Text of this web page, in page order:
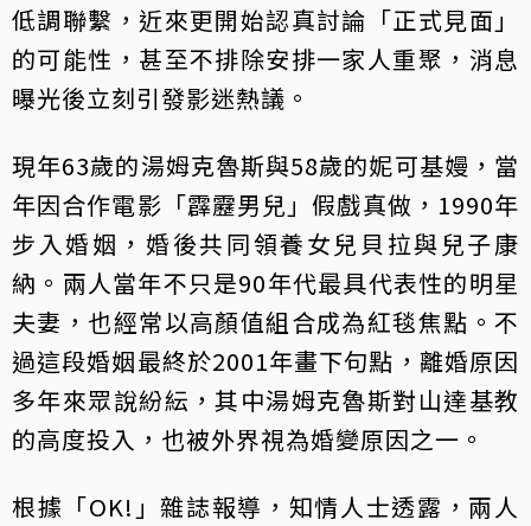
低調聯繫，近來更開始認真討論「正式見面」
的可能性，甚至不排除安排一家人重聚，消息
曝光後立刻引發影迷熱議。
現年63歲的湯姆克魯斯與58歲的妮可基嫚，當
年因合作電影「霹靂男兒」假戲真做，1990年
步入婚姻，婚後共同領養女兒貝拉與兒子康
納。兩人當年不只是90年代最具代表性的明星
夫妻，也經常以高顏值組合成為紅毯焦點。不
過這段婚姻最終於2001年畫下句點，離婚原因
多年來眾說紛紜，其中湯姆克魯斯對山達基教
的高度投入，也被外界視為婚變原因之一。
根據「OK!」雜誌報導，知情人士透露，兩人